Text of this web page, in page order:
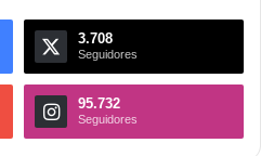
3.708
Seguidores
95.732
Seguidores